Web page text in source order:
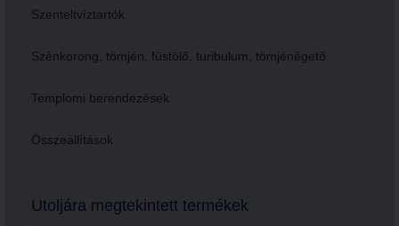
Szenteltvíztartók
Szénkorong, tömjén, füstölő, turibulum, tömjénégető
Templomi berendezések
Összeállítások
Utoljára megtekintett termékek